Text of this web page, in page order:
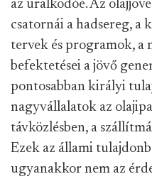
az uralkodóé.Az
csatornái a hadsereg, a
tervek és programok, a
befektetései a jövő
pontosabban királyi
nagyvállalatok az
távközlésben, a
Ezek az állami
ugyanakkor nem az